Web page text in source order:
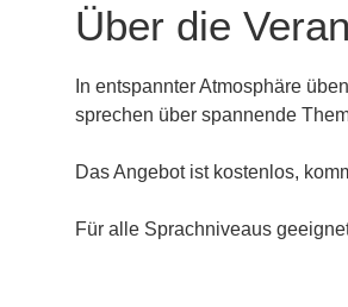
Über die
In entspannter Atmosphäre
sprechen über spannende
Das Angebot ist kostenlos,
Für alle Sprachniveaus